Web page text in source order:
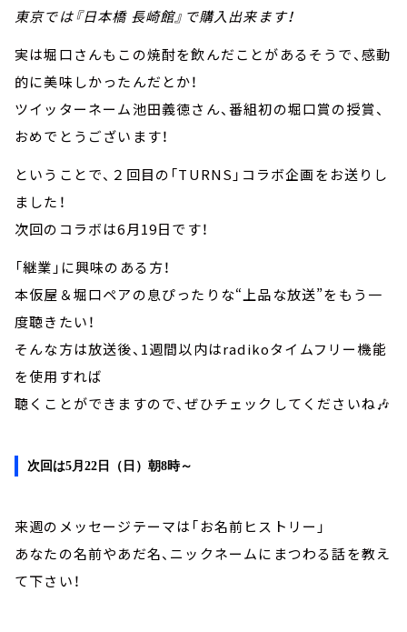
東京では『日本橋 長崎館』で購入出来ます！
実は堀口さんもこの焼酎を飲んだことがあるそうで、感動
的に美味しかったんだとか！
ツイッターネーム池田義徳さん、番組初の堀口賞の授賞、
おめでとうございます！
ということで、２回目の「TURNS」コラボ企画をお送りし
ました！
次回のコラボは6月19日です！
「継業」に興味のある方！
本仮屋＆堀口ペアの息ぴったりな“上品な放送”をもう一
度聴きたい！
そんな方は放送後、1週間以内はradikoタイムフリー機能
を使用すれば
聴くことができますので、ぜひチェックしてくださいね🎶
次回は5月22日（日）朝8時～
来週のメッセージテーマは「お名前ヒストリー」
あなたの名前やあだ名、ニックネームにまつわる話を教え
て下さい！